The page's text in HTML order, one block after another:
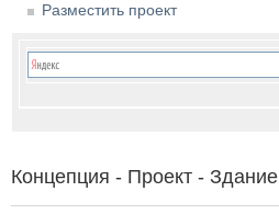
Разместить проект
Концепция - Проект - Здание